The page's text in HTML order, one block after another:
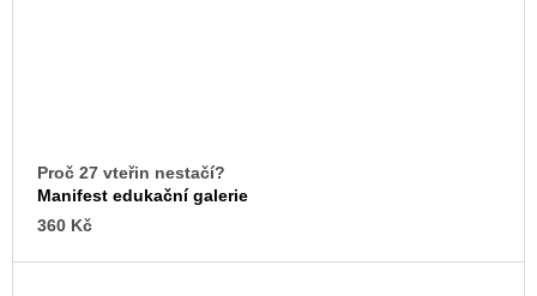
Proč 27 vteřin nestačí?
Manifest edukační galerie
360 Kč